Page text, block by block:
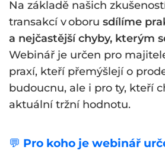
Na základě našich
transakcí v oboru sdílíme
a nejčastější chyby, kterým
Webinář je určen pro
praxí, kteří přemýšlejí o
budoucnu, ale i pro ty, kteří
aktuální tržní hodnotu.
💬 Pro koho je webinář